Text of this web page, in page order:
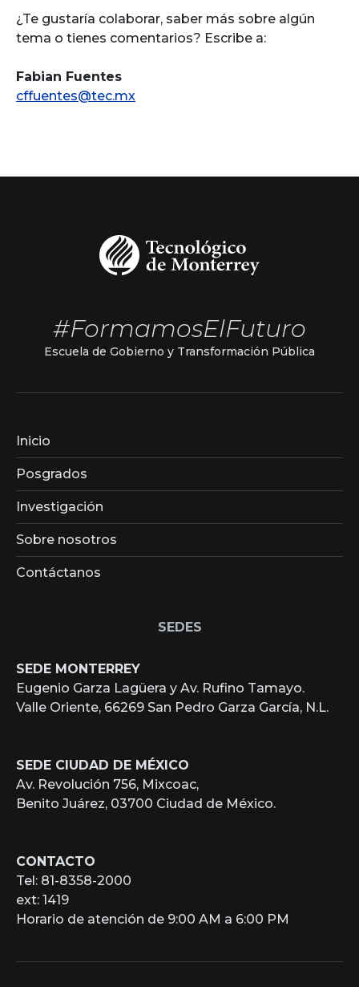
¿Te gustaría colaborar, saber más sobre algún
tema o tienes comentarios? Escribe a:
Fabian Fuentes
cffuentes@tec.mx
#FormamosElFuturo
Escuela de Gobierno y Transformación Pública
Inicio
Posgrados
Investigación
Sobre nosotros
Contáctanos
SEDES
SEDE MONTERREY
Eugenio Garza Lagüera y Av. Rufino Tamayo.
Valle Oriente, 66269 San Pedro Garza García, N.L.
SEDE CIUDAD DE MÉXICO
Av. Revolución 756, Mixcoac,
Benito Juárez, 03700 Ciudad de México.
CONTACTO
Tel: 81-8358-2000
ext: 1419
Horario de atención de 9:00 AM a 6:00 PM